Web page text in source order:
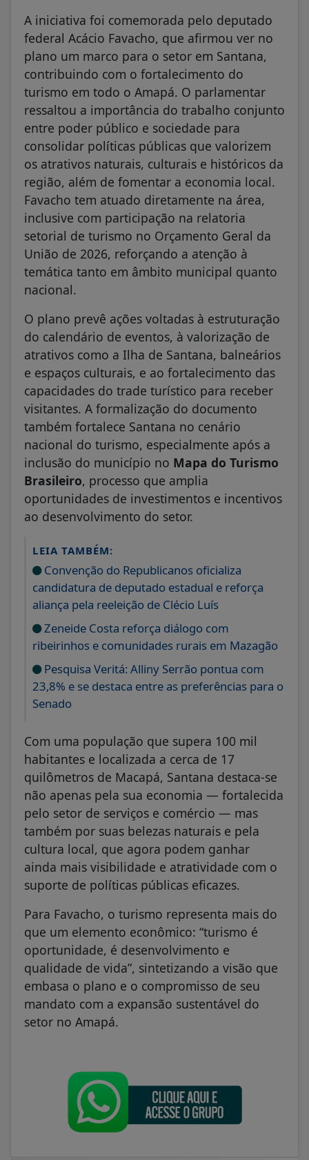
A iniciativa foi comemorada pelo deputado
federal Acácio Favacho, que afirmou ver no
plano um marco para o setor em Santana,
contribuindo com o fortalecimento do
turismo em todo o Amapá. O parlamentar
ressaltou a importância do trabalho conjunto
entre poder público e sociedade para
consolidar políticas públicas que valorizem
os atrativos naturais, culturais e históricos da
região, além de fomentar a economia local.
Favacho tem atuado diretamente na área,
inclusive com participação na relatoria
setorial de turismo no Orçamento Geral da
União de 2026, reforçando a atenção à
temática tanto em âmbito municipal quanto
nacional.
O plano prevê ações voltadas à estruturação
do calendário de eventos, à valorização de
atrativos como a Ilha de Santana, balneários
e espaços culturais, e ao fortalecimento das
capacidades do trade turístico para receber
visitantes. A formalização do documento
também fortalece Santana no cenário
nacional do turismo, especialmente após a
inclusão do município no Mapa do Turismo
Brasileiro, processo que amplia
oportunidades de investimentos e incentivos
ao desenvolvimento do setor.
LEIA TAMBÉM:
Convenção do Republicanos oficializa
candidatura de deputado estadual e reforça
aliança pela reeleição de Clécio Luís
Zeneide Costa reforça diálogo com
ribeirinhos e comunidades rurais em Mazagão
Pesquisa Veritá: Alliny Serrão pontua com
23,8% e se destaca entre as preferências para o
Senado
Com uma população que supera 100 mil
habitantes e localizada a cerca de 17
quilômetros de Macapá, Santana destaca-se
não apenas pela sua economia — fortalecida
pelo setor de serviços e comércio — mas
também por suas belezas naturais e pela
cultura local, que agora podem ganhar
ainda mais visibilidade e atratividade com o
suporte de políticas públicas eficazes.
Para Favacho, o turismo representa mais do
que um elemento econômico: “turismo é
oportunidade, é desenvolvimento e
qualidade de vida”, sintetizando a visão que
embasa o plano e o compromisso de seu
mandato com a expansão sustentável do
setor no Amapá.